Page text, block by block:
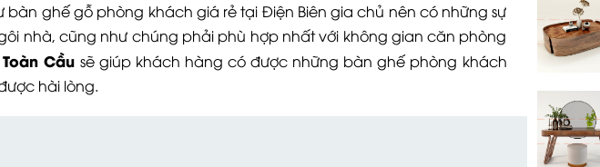
ghế gỗ phòng khách giá rẻ tại Điện Biên gia chủ nên có những sự
nhà, cũng như chúng phải phù hợp nhất với không gian căn phòng
Cầu sẽ giúp khách hàng có được những bàn ghế phòng khách
hài lòng.